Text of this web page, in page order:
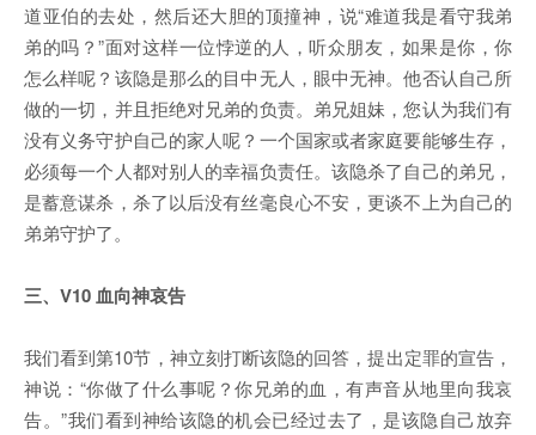
道亚伯的去处，然后还大胆的顶撞神，说“难道我是看守我弟
弟的吗？”面对这样一位悖逆的人，听众朋友，如果是你，你
怎么样呢？该隐是那么的目中无人，眼中无神。他否认自己所
做的一切，并且拒绝对兄弟的负责。弟兄姐妹，您认为我们有
没有义务守护自己的家人呢？一个国家或者家庭要能够生存，
必须每一个人都对别人的幸福负责任。该隐杀了自己的弟兄，
是蓄意谋杀，杀了以后没有丝毫良心不安，更谈不上为自己的
弟弟守护了。
三、 V10 血向神哀告
我们看到第10节，神立刻打断该隐的回答，提出定罪的宣告，
神说：“你做了什么事呢？你兄弟的血，有声音从地里向我哀
告。”我们看到神给该隐的机会已经过去了，是该隐自己放弃